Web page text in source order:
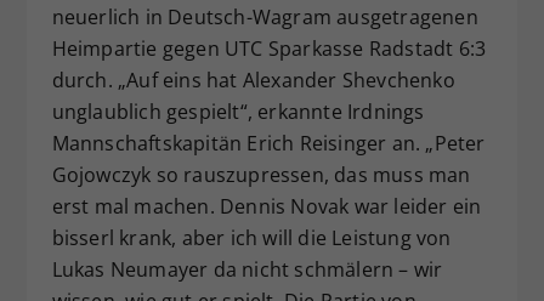
neuerlich in Deutsch-Wagram ausgetragenen
Heimpartie gegen UTC Sparkasse Radstadt 6:3
durch. „Auf eins hat Alexander Shevchenko
unglaublich gespielt“, erkannte Irdnings
Mannschaftskapitän Erich Reisinger an. „Peter
Gojowczyk so rauszupressen, das muss man
erst mal machen. Dennis Novak war leider ein
bisserl krank, aber ich will die Leistung von
Lukas Neumayer da nicht schmälern – wir